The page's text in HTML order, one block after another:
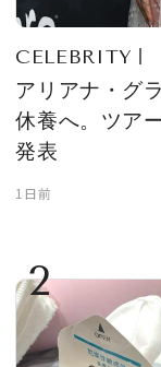
CELEBRITY
アリアナ・グ
休養へ。ツア
発表
1日前
2